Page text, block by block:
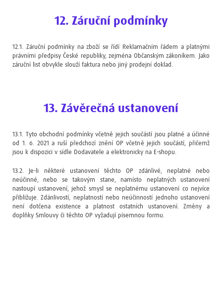
12. Záruční podmínky
12.1. Záruční podmínky na zboží se řídí Reklamačním řádem a platnými
právními předpisy České republiky, zejména Občanským zákoníkem. Jako
záruční list obvykle slouží faktura nebo jiný prodejní doklad.
13. Závěrečná ustanovení
13.1. Tyto obchodní podmínky včetně jejich součástí jsou platné a účinné
od 1. 6. 2021 a ruší předchozí znění OP včetně jejich součástí, přičemž
jsou k dispozici v sídle Dodavatele a elektronicky na E-shopu.
13.2. Je-li některé ustanovení těchto OP zdánlivé, neplatné nebo
neúčinné, nebo se takovým stane, namísto neplatných ustanovení
nastoupí ustanovení, jehož smysl se neplatnému ustanovení co nejvíce
přibližuje. Zdánlivostí, neplatností nebo neúčinností jednoho ustanovení
není dotčena existence a platnost ostatních ustanovení. Změny a
doplňky Smlouvy či těchto OP vyžadují písemnou formu.